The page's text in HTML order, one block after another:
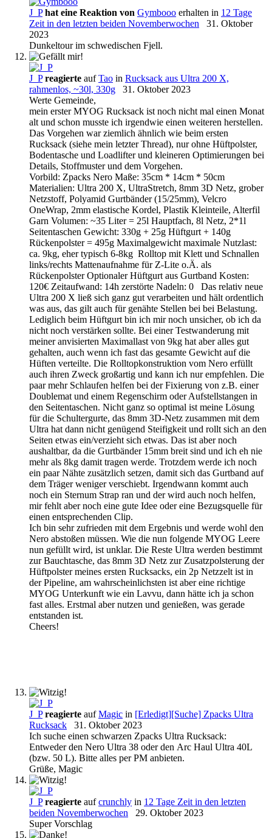
J_P hat eine Reaktion von Gymbooo erhalten in 12 Tage
Zeit in den letzten beiden Novemberwochen
31. Oktober
2023
Dunkeltour im schwedischen Fjell.
J_P reagierte aufTao in Rucksack aus Ultra 200 X,
rahmenlos, ~30l, 330g
31. Oktober 2023
Werte Gemeinde,
mein erster MYOG Rucksack ist noch nicht mal einen Monat
alt und schon musste ich irgendwie einen weiteren herstellen.
Das Vorgehen war ziemlich ähnlich wie beim ersten
Rucksack (siehe mein letzter Thread), nur ohne Hüftpolster,
Bodentasche und Loadlifter und kleineren Optimierungen bei
Details, Stoffmuster und dem Vorgehen.
Vorbild: Zpacks Nero Maße: 35cm * 14cm * 50cm
Materialien: Ultra 200 X, UltraStretch, 8mm 3D Netz, grober
Netzstoff, Polyamid Gurtbänder (15/25mm), Velcro
OneWrap, 2mm elastische Kordel, Plastik Kleinteile, Alterfil
Garn Volumen: ~35 Liter = 25l Hauptfach, 8l Netz, 2*1l
Seitentaschen Gewicht: 330g + 25g Hüftgurt + 140g
Rückenpolster = 495g Maximalgewicht maximale Nutzlast:
ca. 9kg, eher typisch 6-8kg Rolltop mit Klett und Schnallen
links/rechts Mattenaufnahme für Z-Lite o.Ä. als
Rückenpolster Optionaler Hüftgurt aus Gurtband Kosten:
120€ Zeitaufwand: 14h zerstörte Nadeln: 0 Das relativ neue
Ultra 200 X ließ sich ganz gut verarbeiten und hält ordentlich
was aus, das gilt auch für genähte Stellen bei bei Belastung.
Lediglich beim Hüftgurt bin ich mir noch unsicher, ob ich da
nicht noch verstärken sollte. Bei einer Testwanderung mit
meiner anvisierten Maximallast von 9kg hat aber alles gut
gehalten, auch wenn ich fast das gesamte Gewicht auf die
Hüften verteilte. Die Rolltopkonstruktion vom Nero erfüllt
auch ihren Zweck großartig und kann ich nur empfehlen. Die
paar mehr Schlaufen helfen bei der Fixierung von z.B. einer
Doublemat und einem Regenschirm oder Aufstellstangen in
den Seitentaschen. Nicht ganz so optimal ist meine Lösung
für die Schultergurte, das 8mm 3D-Netz zusammen mit dem
Ultra hat dann nicht genügend Steifigkeit und rollt sich an den
Seiten etwas ein/verzieht sich etwas. Das ist aber noch
aushaltbar, da die Gurtbänder 15mm breit sind und ich eh nie
mehr als 8kg damit tragen werde. Trotzdem werde ich noch
ein paar Nähte zusätzlich setzen, damit sich das Gurtband auf
dem Träger weniger verschiebt. Irgendwann kommt auch
noch ein Sternum Strap ran und der wird auch noch helfen,
mir fehlt aber noch eine gute Idee oder eine Bezugsquelle für
einen entsprechenden Clip.
Ich bin sehr zufrieden mit dem Ergebnis und werde wohl den
Nero abstoßen müssen. Wie die nun folgende MYOG Leere
nun gefüllt wird, ist unklar. Die Reste Ultra werden bestimmt
zur Bauchtasche, das 8mm 3D Netz zur Zusatzpolsterung der
Hüftpolster meines ersten Rucksacks, ein 2p Netzzelt ist in
der Pipeline, am wahrscheinlichsten ist aber eine richtige
MYOG Unterkunft wie ein Lavvu, dann hätte ich ja schon
fast alles. Erstmal aber nutzen und genießen, was gerade
entstanden ist.
Cheers!
J_P reagierte aufMagic in [Erledigt][Suche] Zpacks Ultra
Rucksack
31. Oktober 2023
Ich suche einen schwarzen Zpacks Ultra Rucksack:
Entweder den Nero Ultra 38 oder den Arc Haul Ultra 40L
(bzw. 50 L). Bitte alles per PM anbieten.
Grüße, Magic
J_P reagierte aufcrunchly in 12 Tage Zeit in den letzten
beiden Novemberwochen
29. Oktober 2023
Super Vorschlag